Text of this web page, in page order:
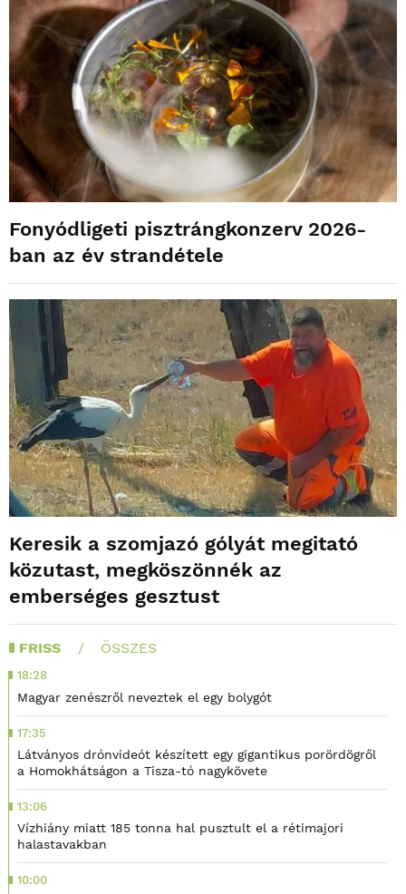
Fonyódligeti pisztrángkonzerv 2026-
ban az év strandétele
Keresik a szomjazó gólyát megitató
közutast, megköszönnék az
emberséges gesztust
FRISS ÖSSZES
18:28
Magyar zenészről neveztek el egy bolygót
17:35
Látványos drónvideót készített egy gigantikus porördögről
a Homokhátságon a Tisza-tó nagykövete
13:06
Vízhiány miatt 185 tonna hal pusztult el a rétimajori
halastavakban
10:00